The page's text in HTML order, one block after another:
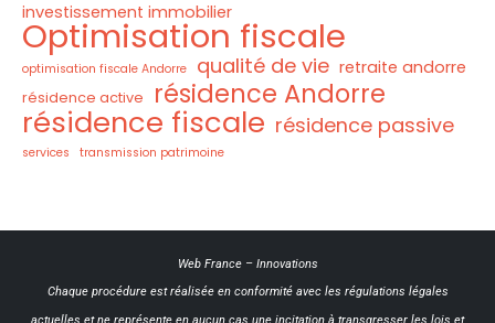
investissement immobilier
Optimisation fiscale
optimisation fiscale Andorre qualité de vie retraite andorre
résidence active résidence Andorre
résidence fiscale résidence passive
services transmission patrimoine
Web France– Innovations
Chaque procédure est réalisée en conformité avec les régulations légales
actuelles et ne représente en aucun cas une incitation à transgresser les lois et